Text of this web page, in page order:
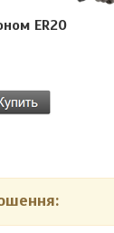
ER20